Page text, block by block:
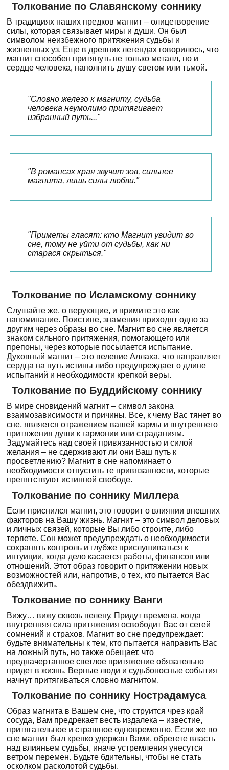
Толкование по Славянскому соннику
В традициях наших предков магнит – олицетворение
силы, которая связывает миры и души. Он был
символом неизбежного притяжения судьбы и
жизненных уз. Еще в древних легендах говорилось, что
магнит способен притянуть не только металл, но и
сердце человека, наполнить душу светом или тьмой.
"Словно железо к магниту, судьба
человека неумолимо притягивает
избранный путь..."
"В романсах края звучит зов, сильнее
магнита, лишь силы любви."
"Приметы гласят: кто Магнит увидит во
сне, тому не уйти от судьбы, как ни
старася скрыться."
Толкование по Исламскому соннику
Слушайте же, о верующие, и примите это как
напоминание. Поистине, знамения приходят одно за
другим через образы во сне. Магнит во сне является
знаком сильного притяжения, помогающего или
препоны, через которые посылается испытание.
Духовный магнит – это веление Аллаха, что направляет
сердца на путь истины либо предупреждает о длине
испытаний и необходимости крепкой веры.
Толкование по Буддийскому соннику
В мире сновидений магнит – символ закона
взаимозависимости и причины. Все, к чему Вас тянет во
сне, является отражением вашей кармы и внутреннего
притяжения души к гармонии или страданиям.
Задумайтесь над своей привязанностью и силой
желания – не сдерживают ли они Ваш путь к
просветлению? Магнит в сне напоминает о
необходимости отпустить те привязанности, которые
препятствуют истинной свободе.
Толкование по соннику Миллера
Если приснился магнит, это говорит о влиянии внешних
факторов на Вашу жизнь. Магнит – это символ деловых
и личных связей, которые Вы либо строите, либо
теряете. Сон может предупреждать о необходимости
сохранять контроль и глубже прислушиваться к
интуиции, когда дело касается работы, финансов или
отношений. Этот образ говорит о притяжении новых
возможностей или, напротив, о тех, кто пытается Вас
обездвижить.
Толкование по соннику Ванги
Вижу… вижу сквозь пелену. Придут времена, когда
внутренняя сила притяжения освободит Вас от сетей
сомнений и страхов. Магнит во сне предупреждает:
будьте внимательны к тем, кто пытается направить Вас
на ложный путь, но также обещает, что
предначертанное светлое притяжение обязательно
придет в жизнь. Верные люди и судьбоносные события
начнут притягиваться словно магнитом.
Толкование по соннику Нострадамуса
Образ магнита в Вашем сне, что струится чрез край
сосуда, Вам предрекает весть издалека – известие,
притягательное и страшное одновременно. Если же во
сне магнит был крепко удержан Вами, обретете власть
над влияньем судьбы, иначе устремления унесутся
ветром перемен. Будьте бдительны, чтобы не стать
осколком расколотой судьбы.